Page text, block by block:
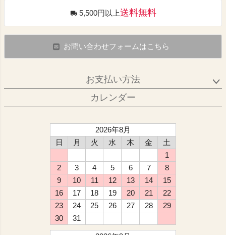
5,500円以上送料無料
お問い合わせフォームはこちら
お支払い方法
カレンダー
2026年8月
日
月 火 水 木 金
土
1
2
3 4 5 6 7
8
9
10 11 12 13 14
15
16
17 18 19 20 21
22
23
24 25 26 27 28
29
30
31